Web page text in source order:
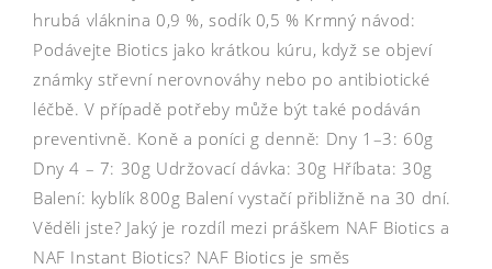
hrubá vláknina 0,9 %, sodík 0,5 % Krmný návod:
Podávejte Biotics jako krátkou kúru, když se objeví
známky střevní nerovnováhy nebo po antibiotické
léčbě. V případě potřeby může být také podáván
preventivně. Koně a poníci g denně: Dny 1–3: 60g
Dny 4 – 7: 30g Udržovací dávka: 30g Hříbata: 30g
Balení: kyblík 800g Balení vystačí přibližně na 30 dní.
Věděli jste? Jaký je rozdíl mezi práškem NAF Biotics a
NAF Instant Biotics? NAF Biotics je směs